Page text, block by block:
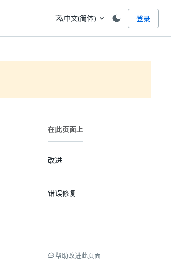
语言
translate中文(简体) expand_more 登录
在此页面上
改进
错误修复
帮助改进此页面